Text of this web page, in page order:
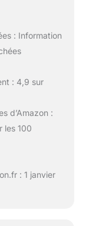
: Information
: 4,9 sur
d’Amazon :
les 100
: 1 janvier